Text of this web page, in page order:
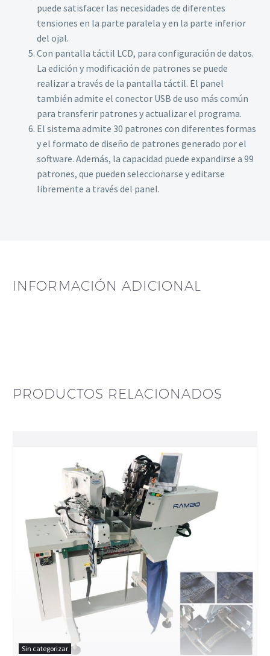
puede satisfacer las necesidades de diferentes
tensiones en la parte paralela y en la parte inferior
del ojal.
Con pantalla táctil LCD, para configuración de datos.
La edición y modificación de patrones se puede
realizar a través de la pantalla táctil. El panel
también admite el conector USB de uso más común
para transferir patrones y actualizar el programa.
El sistema admite 30 patrones con diferentes formas
y el formato de diseño de patrones generado por el
software. Además, la capacidad puede expandirse a 99
patrones, que pueden seleccionarse y editarse
libremente a través del panel.
INFORMACIÓN ADICIONAL
PRODUCTOS RELACIONADOS
Sin categorizar